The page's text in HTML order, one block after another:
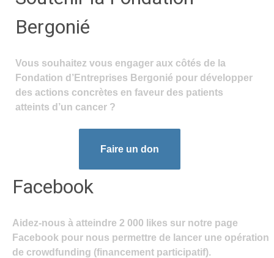
Bergonié
Vous souhaitez vous engager aux côtés de la
Fondation d’Entreprises Bergonié pour développer
des actions concrètes en faveur des patients
atteints d’un cancer ?
Faire un don
Facebook
Aidez-nous à atteindre 2 000 likes sur notre page
Facebook pour nous permettre de lancer une opération
de crowdfunding (financement participatif).